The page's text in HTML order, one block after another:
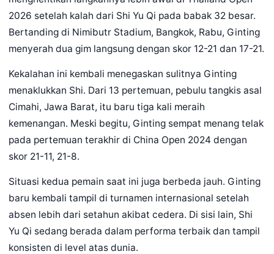
2026 setelah kalah dari Shi Yu Qi pada babak 32 besar.
Bertanding di Nimibutr Stadium, Bangkok, Rabu, Ginting
menyerah dua gim langsung dengan skor 12-21 dan 17-21.
Kekalahan ini kembali menegaskan sulitnya Ginting
menaklukkan Shi. Dari 13 pertemuan, pebulu tangkis asal
Cimahi, Jawa Barat, itu baru tiga kali meraih
kemenangan. Meski begitu, Ginting sempat menang telak
pada pertemuan terakhir di China Open 2024 dengan
skor 21-11, 21-8.
Situasi kedua pemain saat ini juga berbeda jauh. Ginting
baru kembali tampil di turnamen internasional setelah
absen lebih dari setahun akibat cedera. Di sisi lain, Shi
Yu Qi sedang berada dalam performa terbaik dan tampil
konsisten di level atas dunia.